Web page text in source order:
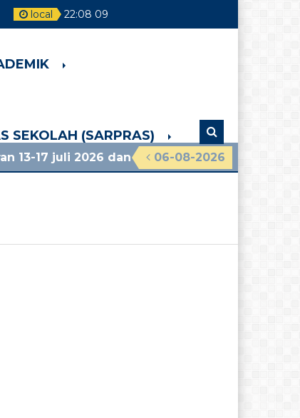
local 22:08 10
SEKOLAH (SARPRAS)
06-08-2026
2026 dan info lainnya, lihat pengumuman